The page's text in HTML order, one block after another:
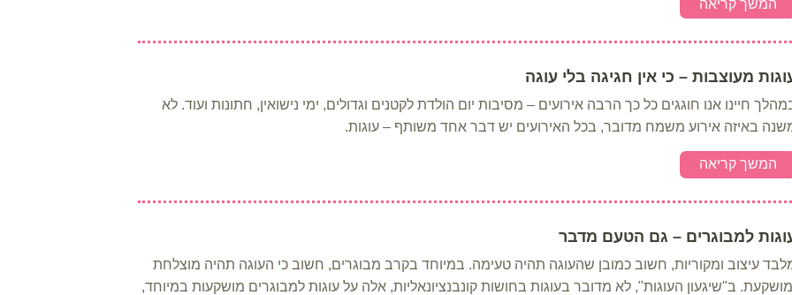
המשך קריאה
מעוצבות – כי אין חגיגה בלי עוגה
חיינו אנו חוגגים כל כך הרבה אירועים – מסיבות יום הולדת לקטנים וגדולים, ימי נישואין, חתונות ועוד. לא
באיזה אירוע משמח מדובר, בכל האירועים יש דבר אחד משותף – עוגות.
המשך קריאה
למבוגרים – גם הטעם מדבר
עיצוב ומקוריות, חשוב כמובן שהעוגה תהיה טעימה. במיוחד בקרב מבוגרים, חשוב כי העוגה תהיה מוצלחת
ב"שיגעון העוגות", לא מדובר בעוגות בחושות קונבנציונאליות, אלה על עוגות למבוגרים מושקעות במיוחד,